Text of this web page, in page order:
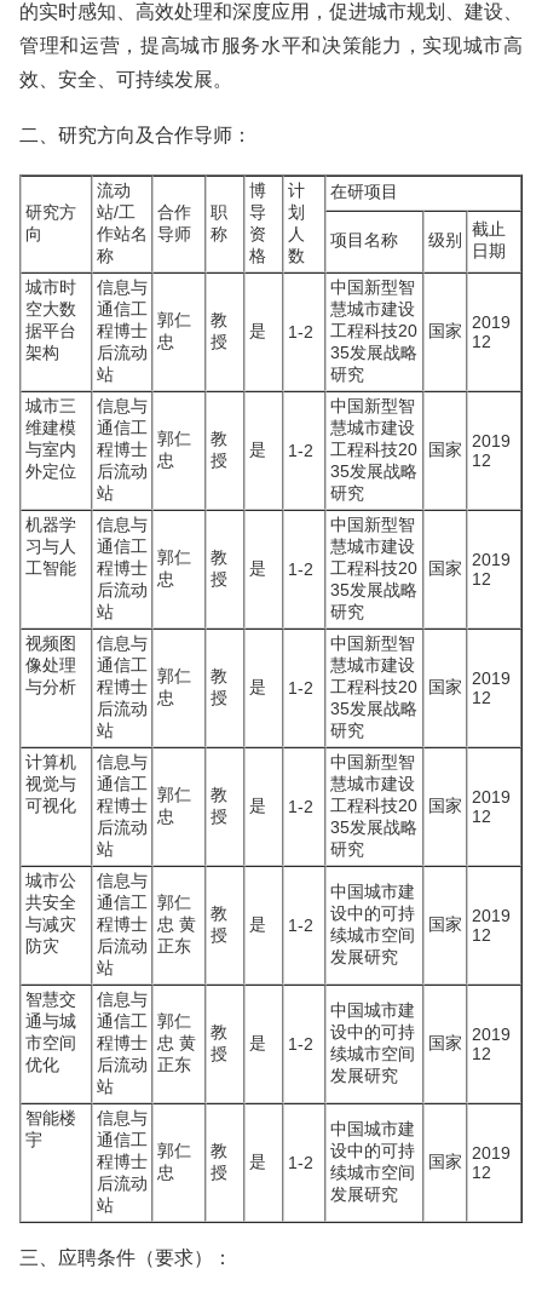
的实时感知、高效处理和深度应用，促进城市规划、建设、
管理和运营，提高城市服务水平和决策能力，实现城市高
效、安全、可持续发展。
二、研究方向及合作导师：
研究方
向
流动
站/工
作站名
称
合作
导师
职
称
博
导
资
格
计
划
人
数
在研项目
项目名称 级别
截止
日期
城市时
空大数
据平台
架构
信息与
通信工
程博士
后流动
站
郭仁
忠
教
授
是 1-2
中国新型智
慧城市建设
工程科技20
35发展战略
研究
国家
2019
12
城市三
维建模
与室内
外定位
信息与
通信工
程博士
后流动
站
郭仁
忠
教
授
是 1-2
中国新型智
慧城市建设
工程科技20
35发展战略
研究
国家
2019
12
机器学
习与人
工智能
信息与
通信工
程博士
后流动
站
郭仁
忠
教
授
是 1-2
中国新型智
慧城市建设
工程科技20
35发展战略
研究
国家
2019
12
视频图
像处理
与分析
信息与
通信工
程博士
后流动
站
郭仁
忠
教
授
是 1-2
中国新型智
慧城市建设
工程科技20
35发展战略
研究
国家
2019
12
计算机
视觉与
可视化
信息与
通信工
程博士
后流动
站
郭仁
忠
教
授
是 1-2
中国新型智
慧城市建设
工程科技20
35发展战略
研究
国家
2019
12
城市公
共安全
与减灾
防灾
信息与
通信工
程博士
后流动
站
郭仁
忠 黄
正东
教
授
是 1-2
中国城市建
设中的可持
续城市空间
发展研究
国家
2019
12
智慧交
通与城
市空间
优化
信息与
通信工
程博士
后流动
站
郭仁
忠 黄
正东
教
授
是 1-2
中国城市建
设中的可持
续城市空间
发展研究
国家
2019
12
智能楼
宇
信息与
通信工
程博士
后流动
站
郭仁
忠
教
授
是 1-2
中国城市建
设中的可持
续城市空间
发展研究
国家
2019
12
三、应聘条件（要求）：